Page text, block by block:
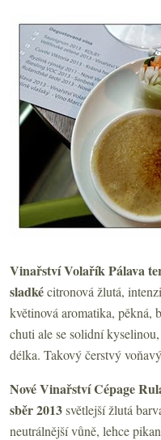
Vinařství Volařík Pálava
sladkécitronová žlutá,
květinová aromatika, pěkná,
chuti ale se solidní
délka. Takový čerstvý
Nové Vinařství Cépage
sběr 2013světlejší žlutá
neutrálnější vůně, lehce